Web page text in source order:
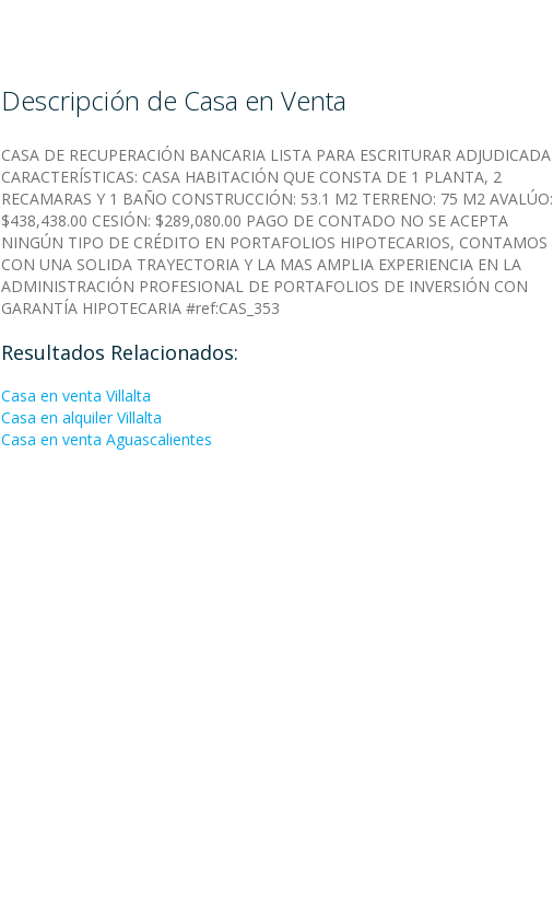
Descripción de Casa en Venta
CASA DE RECUPERACIÓN BANCARIA LISTA PARA ESCRITURAR ADJUDICADA
CARACTERÍSTICAS: CASA HABITACIÓN QUE CONSTA DE 1 PLANTA, 2
RECAMARAS Y 1 BAÑO CONSTRUCCIÓN: 53.1 M2 TERRENO: 75 M2 AVALÚO:
$438,438.00 CESIÓN: $289,080.00 PAGO DE CONTADO NO SE ACEPTA
NINGÚN TIPO DE CRÉDITO EN PORTAFOLIOS HIPOTECARIOS, CONTAMOS
CON UNA SOLIDA TRAYECTORIA Y LA MAS AMPLIA EXPERIENCIA EN LA
ADMINISTRACIÓN PROFESIONAL DE PORTAFOLIOS DE INVERSIÓN CON
GARANTÍA HIPOTECARIA #ref:CAS_353
Resultados Relacionados:
Casa en venta Villalta
Casa en alquiler Villalta
Casa en venta Aguascalientes